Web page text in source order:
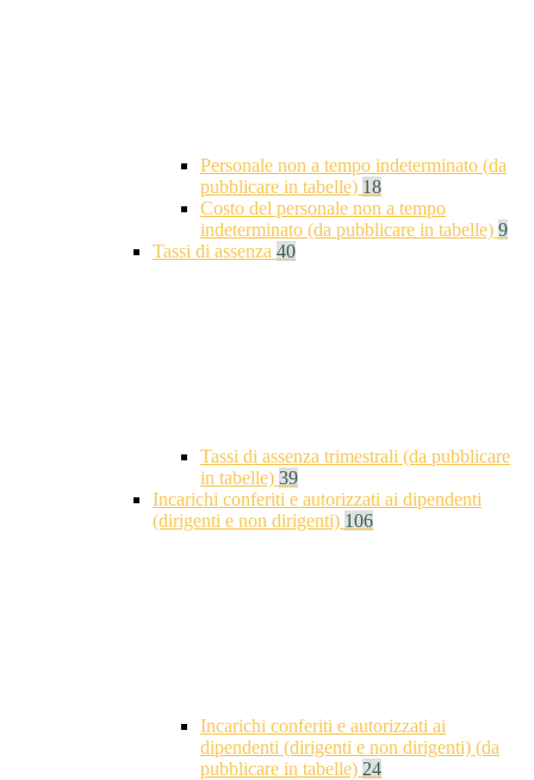
Personale non a tempo indeterminato (da
pubblicare in tabelle) 18
Costo del personale non a tempo
indeterminato (da pubblicare in tabelle) 9
Tassi di assenza 40
Tassi di assenza trimestrali (da pubblicare
in tabelle) 39
Incarichi conferiti e autorizzati ai dipendenti
(dirigenti e non dirigenti) 106
Incarichi conferiti e autorizzati ai
dipendenti (dirigenti e non dirigenti) (da
pubblicare in tabelle) 24